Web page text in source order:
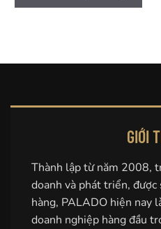
GIỚI
Thành lập từ năm 2008,
doanh và phát triển, được
hàng, PALADO hiện nay
doanh nghiệp hàng đầu